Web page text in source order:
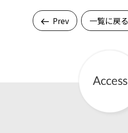
Prev 一覧に戻る